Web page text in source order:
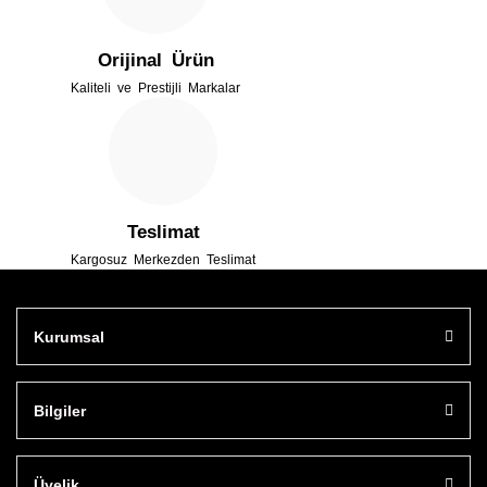
Orijinal Ürün
Kaliteli ve Prestijli Markalar
Teslimat
Kargosuz Merkezden Teslimat
Kurumsal
Bilgiler
Üyelik